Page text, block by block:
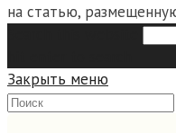
на статью,
Закрыть меню